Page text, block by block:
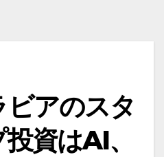
アのスタ
資はAI、